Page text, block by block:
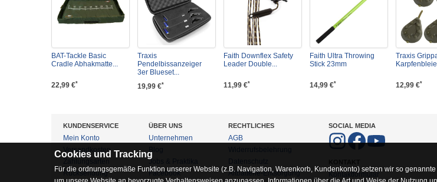
BAT-Tackle Basic
Cradle Abhakmatte...
22,99 €*
Traxis
Pendelbissanzeiger
3er Blueset...
19,99 €*
Faith Downflex Safety
Leader Double...
11,99 €*
Faith Ultra Throwing
Stick 23mm
14,99 €*
Traxis
12,99 €*
KUNDENSERVICE
Mein Konto
Versandkosten
Rücksendung
ÜBER UNS
Unternehmen
Jobs & Praktika
Facebook
RECHTLICHES
AGB
Altbatterie-Entsorgung
SOCIAL MEDIA
Kontaktformular
Cookies und Tracking
Für die ordnungsgemäße Funktion unserer Website (z.B. Navigation, Warenkorb, Kundenkonto) setzen wir so